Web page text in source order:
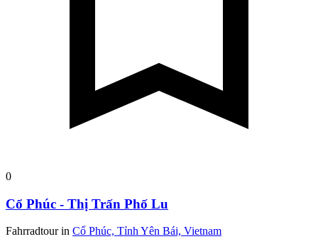
0
Cổ Phúc - Thị Trấn Phố Lu
Fahrradtour in Cổ Phúc, Tỉnh Yên Bái, Vietnam